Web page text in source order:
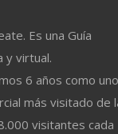
Es una Guía
y virtual.
6 años como uno
más visitado de
visitantes cada